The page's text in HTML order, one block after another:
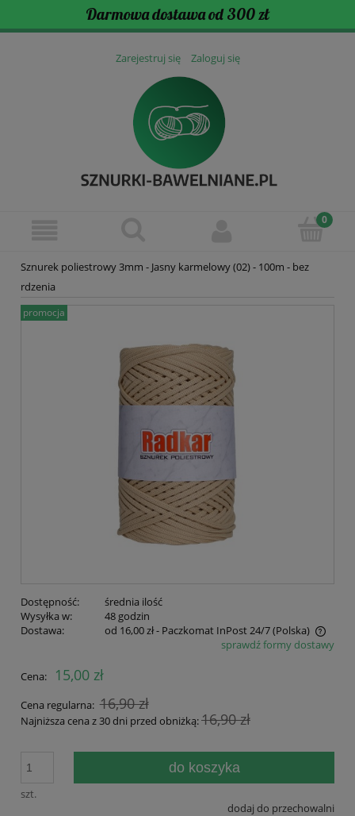
Darmowa dostawa od 300 zł
Zarejestruj się Zaloguj się
Sznurek poliestrowy 3mm - Jasny karmelowy (02) - 100m - bez
rdzenia
promocja
Dostępność:
średnia ilość
Wysyłka w:
48 godzin
Dostawa:
od 16,00 zł- Paczkomat InPost 24/7(Polska)
Cena nie zawiera ewentualnych kosztów płatnościsprawdź formy dostawy
Cena: 15,00 zł
Cena regularna: 16,90 zł
Najniższa cena z 30 dni przed obniżką:16,90 zł
szt.
do koszyka
dodaj do przechowalni